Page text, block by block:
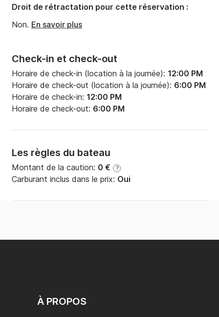
Tirant d'eau:2.05m
Puissance moteur:75cv
Check-in et check-out
Horaire de check-in (location à la journée): 12:00 PM
Horaire de check-out (location à la journée): 6:00 PM
Horaire de check-in: 12:00 PM
Horaire de check-out: 6:00 PM
Les règles du bateau
Montant de la caution: 0 € ?
Carburant inclus dans le prix: Oui
Droit de rétractation pour cette réservation :
Non. En savoir plus
À PROPOS